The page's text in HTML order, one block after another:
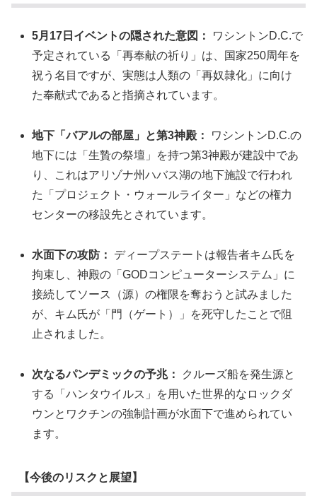
5月17日イベントの隠された意図：
ワシントンD.C.で
予定されている「再奉献の祈り」は、国家250周年を
祝う名目ですが、実態は人類の「再奴隷化」に向け
た奉献式であると指摘されています。
地下「バアルの部屋」と第3神殿：
ワシントンD.C.の
地下には「生贄の祭壇」を持つ第3神殿が建設中であ
り、これはアリゾナ州ハバス湖の地下施設で行われ
た「プロジェクト・ウォールライター」などの権力
センターの移設先とされています。
水面下の攻防：
ディープステートは報告者キム氏を
拘束し、神殿の「GODコンピューターシステム」に
接続してソース（源）の権限を奪おうと試みました
が、キム氏が「門（ゲート）」を死守したことで阻
止されました。
次なるパンデミックの予兆：
クルーズ船を発生源と
する「ハンタウイルス」を用いた世界的なロックダ
ウンとワクチンの強制計画が水面下で進められてい
ます。
【今後のリスクと展望】